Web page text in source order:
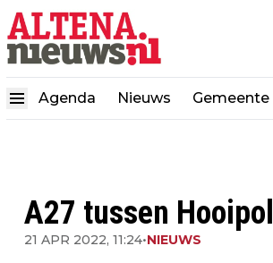
Agenda Nieuws Gemeente
A27 tussen
21 APR 2022, 11:24•NIEUWS